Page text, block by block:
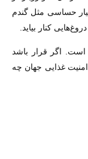
حساسی مثل گندم
کنار بیاید.
است. اگر قرار باشد
غذایی جهان چه